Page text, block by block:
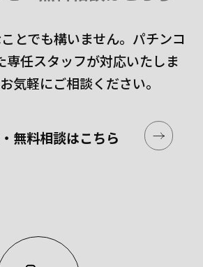
とでも構いません。 パチンコ
専任スタッフが対応いたしま
気軽にご相談ください。
無料相談はこちら